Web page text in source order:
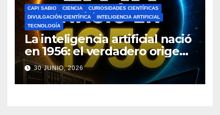
CAPI SABIO CIENCIA
CURIOSIDADES CIENTÍFICAS
DIVULGACIÓN CIENTÍFICA
INTELIGENCIA ARTIFICIAL
TECNOLOGÍA
La inteligencia artificial nació
en 1956: el verdadero origen
de la IA que cambió el
mundo
30 JUNIO, 2026